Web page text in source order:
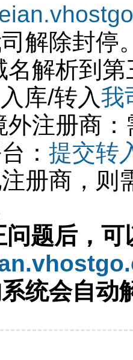
解除封停
名解析到
库/转入我
外注册商
： 提交转
册商，则
问题后，可
统会自动